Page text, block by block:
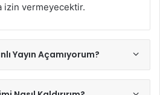
izin vermeyecektir.
Yayın Açamıyorum?